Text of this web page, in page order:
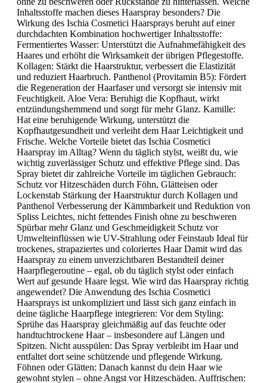
Inhaltsstoffe machen dieses Haarspray besonders? Die
Wirkung des Ischia Cosmetici Haarsprays beruht auf einer
durchdachten Kombination hochwertiger Inhaltsstoffe:
Fermentiertes Wasser: Unterstützt die Aufnahmefähigkeit des
Haares und erhöht die Wirksamkeit der übrigen Pflegestoffe.
Kollagen: Stärkt die Haarstruktur, verbessert die Elastizität
und reduziert Haarbruch. Panthenol (Provitamin B5): Fördert
die Regeneration der Haarfaser und versorgt sie intensiv mit
Feuchtigkeit. Aloe Vera: Beruhigt die Kopfhaut, wirkt
entzündungshemmend und sorgt für mehr Glanz. Kamille:
Hat eine beruhigende Wirkung, unterstützt die
Kopfhautgesundheit und verleiht dem Haar Leichtigkeit und
Frische. Welche Vorteile bietet das Ischia Cosmetici
Haarspray im Alltag? Wenn du täglich stylst, weißt du, wie
wichtig zuverlässiger Schutz und effektive Pflege sind. Das
Spray bietet dir zahlreiche Vorteile im täglichen Gebrauch:
Schutz vor Hitzeschäden durch Föhn, Glätteisen oder
Lockenstab Stärkung der Haarstruktur durch Kollagen und
Panthenol Verbesserung der Kämmbarkeit und Reduktion von
Spliss Leichtes, nicht fettendes Finish ohne zu beschweren
Spürbar mehr Glanz und Geschmeidigkeit Schutz vor
Umwelteinflüssen wie UV-Strahlung oder Feinstaub Ideal für
trockenes, strapaziertes und coloriertes Haar Damit wird das
Haarspray zu einem unverzichtbaren Bestandteil deiner
Haarpflegeroutine – egal, ob du täglich stylst oder einfach
Wert auf gesunde Haare legst. Wie wird das Haarspray richtig
angewendet? Die Anwendung des Ischia Cosmetici
Haarsprays ist unkompliziert und lässt sich ganz einfach in
deine tägliche Haarpflege integrieren: Vor dem Styling:
Sprühe das Haarspray gleichmäßig auf das feuchte oder
handtuchtrockene Haar – insbesondere auf Längen und
Spitzen. Nicht ausspülen: Das Spray verbleibt im Haar und
entfaltet dort seine schützende und pflegende Wirkung.
Föhnen oder Glätten: Danach kannst du dein Haar wie
gewohnt stylen – ohne Angst vor Hitzeschäden. Auffrischen: